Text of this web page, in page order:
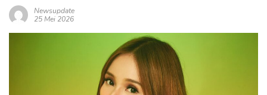
Newsupdate
25 Mei 2026